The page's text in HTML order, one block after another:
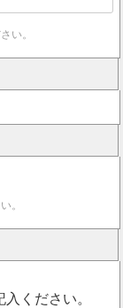
い。
。
ください。